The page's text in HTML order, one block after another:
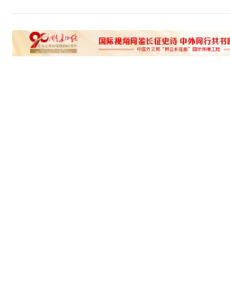
韩国总统要求加速整合军校 防范